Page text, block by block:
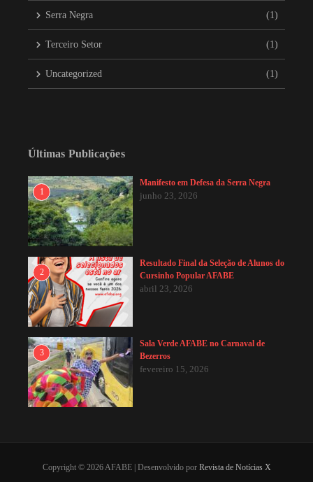
Serra Negra (1)
Terceiro Setor (1)
Uncategorized (1)
Últimas Publicações
1
Manifesto em Defesa da Serra Negra
junho 23, 2026
2
Resultado Final da Seleção de Alunos do
Cursinho Popular AFABE
abril 23, 2026
3
Sala Verde AFABE no Carnaval de
Bezerros
fevereiro 15, 2026
Copyright © 2026 AFABE | Desenvolvido por Revista de Notícias X